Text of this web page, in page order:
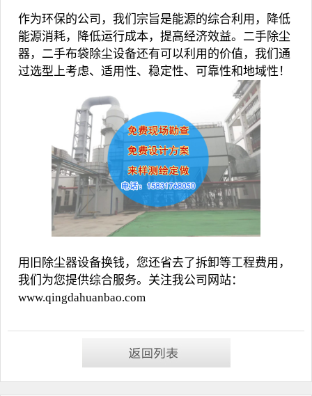
作为环保的公司，我们宗旨是能源的综合利用，降低
能源消耗，降低运行成本，提高经济效益。二手除尘
器，二手布袋除尘设备还有可以利用的价值，我们通
过选型上考虑、适用性、稳定性、可靠性和地域性！
用旧除尘器设备换钱，您还省去了拆卸等工程费用，
我们为您提供综合服务。关注我公司网站：
www.qingdahuanbao.com